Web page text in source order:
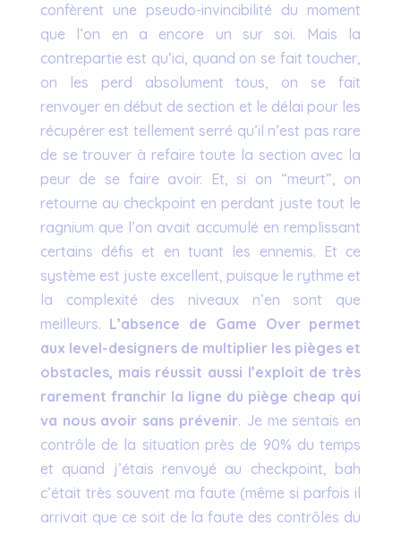
confèrent une pseudo-invincibilité du moment
que l’on en a encore un sur soi. Mais la
contrepartie est qu’ici, quand on se fait toucher,
on les perd absolument tous, on se fait
renvoyer en début de section et le délai pour les
récupérer est tellement serré qu’il n’est pas rare
de se trouver à refaire toute la section avec la
peur de se faire avoir. Et, si on “meurt”, on
retourne au checkpoint en perdant juste tout le
ragnium que l’on avait accumulé en remplissant
certains défis et en tuant les ennemis. Et ce
système est juste excellent, puisque le rythme et
la complexité des niveaux n’en sont que
meilleurs. L’absence de Game Over permet
aux level-designers de multiplier les pièges et
obstacles, mais réussit aussi l’exploit de très
rarement franchir la ligne du piège cheap qui
va nous avoir sans prévenir. Je me sentais en
contrôle de la situation près de 90% du temps
et quand j’étais renvoyé au checkpoint, bah
c’était très souvent ma faute (même si parfois il
arrivait que ce soit de la faute des contrôles du